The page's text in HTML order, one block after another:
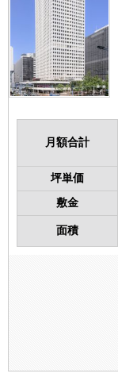
月額合計
坪単価
敷金
面積